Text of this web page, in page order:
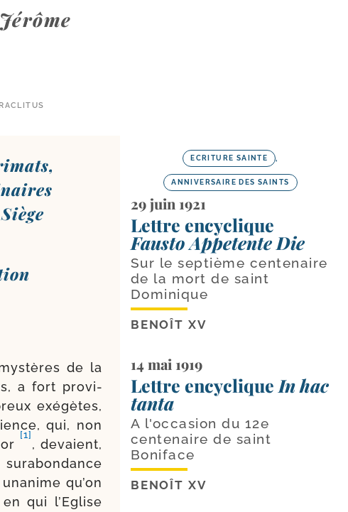
de la
a fort pro­vi­
exé­gètes,
qui, non
[1]
, devaient,
una­nime qu’on
qui l’Eglise
ECRITURE SAINTE
ANNIVERSAIRE DES SAINTS
29 juin 1921
Lettre encyclique
Fausto Appetente Die
Sur le septième centenaire
de la mort de saint
Dominique
BENOÎT XV
14 mai 1919
Lettre encyclique In hac
tanta
A l'occasion du 12e
centenaire de saint
Boniface
BENOÎT XV